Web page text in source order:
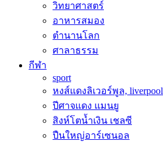
วิทยาศาสตร์
อาหารสมอง
ตำนานโลก
ศาลาธรรม
กีฬา
sport
หงส์แดงลิเวอร์พูล, liverpool
ปีศาจแดง แมนยู
สิงห์โตน้ำเงิน เชลซี
ปืนใหญ่อาร์เซนอล